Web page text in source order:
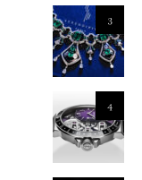
3
4